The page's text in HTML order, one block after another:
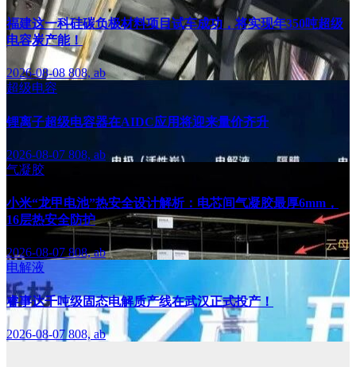
福建这一科硅碳负极材料项目试车成功，将实现年350吨超级
电容炭产能！
2026-08-08808, ab
超级电容
锂离子超级电容器在AIDC应用将迎来量价齐升
2026-08-07 808, ab
气凝胶
小米“龙甲电池”热安全设计解析：电芯间气凝胶最厚6mm，
16层热安全防护
2026-08-07 808, ab
电解液
睿事达千吨级固态电解质产线在武汉正式投产！
2026-08-07808, ab